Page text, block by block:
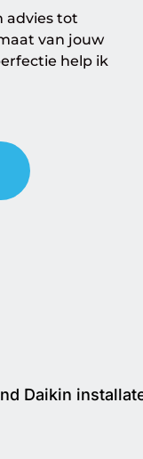
advies tot
van jouw
help ik
Daikin